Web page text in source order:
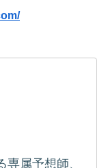
属予想師、